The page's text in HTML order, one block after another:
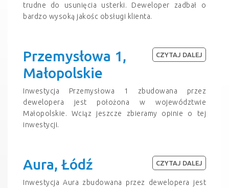
trudne do usunięcia usterki. Deweloper zadbał o
bardzo wysoką jakośc obsługi klienta.
Przemysłowa 1,
Małopolskie
Inwestycja Przemysłowa 1 zbudowana przez
dewelopera jest położona w województwie
Małopolskie. Wciąz jeszcze zbieramy opinie o tej
inwestycji.
CZYTAJ DALEJ
Aura, Łódź
Inwestycja Aura zbudowana przez dewelopera jest
CZYTAJ DALEJ